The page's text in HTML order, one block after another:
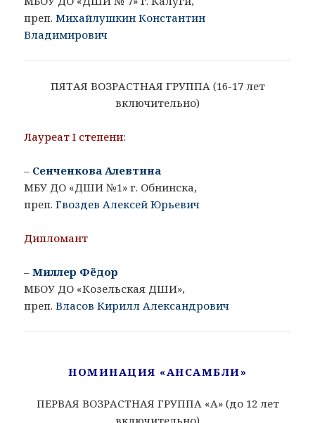
преп.Михайлушкин Константин
Владимирович
ПЯТАЯ ВОЗРАСТНАЯ ГРУППА (16-17 лет
включительно)
Лауреат I степени:
– Сенченкова Алевтина
МБУ ДО «ДШИ №1» г. Обнинска,
преп.Гвоздев Алексей Юрьевич
Дипломант
–Миллер Фёдор
МБОУ ДО «Козельская ДШИ»,
преп.Власов Кирилл Александрович
НОМИНАЦИЯ «АНСАМБЛИ»
ПЕРВАЯ ВОЗРАСТНАЯ ГРУППА «A» (до 12 лет